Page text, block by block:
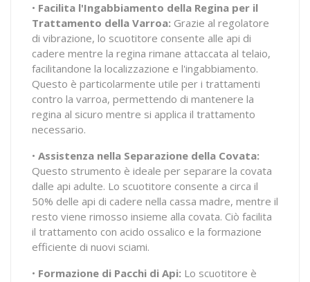
• Facilita l'Ingabbiamento della Regina per il
Trattamento della Varroa: Grazie al regolatore
di vibrazione, lo scuotitore consente alle api di
cadere mentre la regina rimane attaccata al telaio,
facilitandone la localizzazione e l'ingabbiamento.
Questo è particolarmente utile per i trattamenti
contro la varroa, permettendo di mantenere la
regina al sicuro mentre si applica il trattamento
necessario.
• Assistenza nella Separazione della Covata:
Questo strumento è ideale per separare la covata
dalle api adulte. Lo scuotitore consente a circa il
50% delle api di cadere nella cassa madre, mentre il
resto viene rimosso insieme alla covata. Ciò facilita
il trattamento con acido ossalico e la formazione
efficiente di nuovi sciami.
• Formazione di Pacchi di Api: Lo scuotitore è